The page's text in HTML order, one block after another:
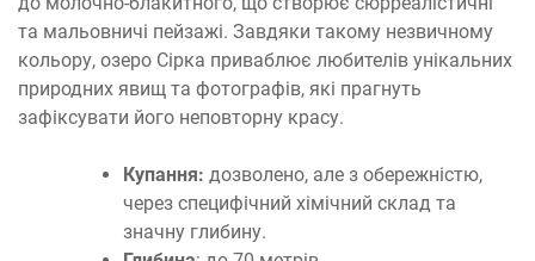
та мальовничі пейзажі. Завдяки такому незвичному
кольору, озеро Сірка приваблює любителів унікальних
природних явищ та фотографів, які прагнуть
зафіксувати його неповторну красу.
Купання: дозволено, але з обережністю,
через специфічний хімічний склад та
значну глибину.